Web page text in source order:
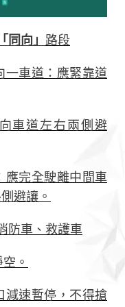
「同向」 路段
一車道：應緊靠道
車道左右兩側避
應完全駛離中間車
避讓。
防車、救護車
。
減速暫停，不得搶